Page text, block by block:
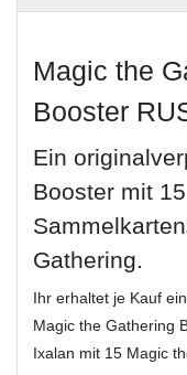
Magic the
Booster
Ein
Booster mit
Gathering.
Ihr erhaltet je Kauf
Magic the Gathering
Ixalan mit 15 Magic